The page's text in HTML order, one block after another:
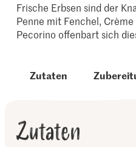
Frische Erbsen sind der
Penne mit Fenchel,
Pecorino offenbart sich
Zutaten
Zutaten